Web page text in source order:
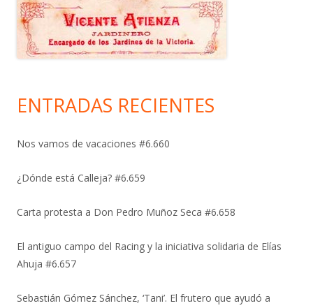
ENTRADAS RECIENTES
Nos vamos de vacaciones #6.660
¿Dónde está Calleja? #6.659
Carta protesta a Don Pedro Muñoz Seca #6.658
El antiguo campo del Racing y la iniciativa solidaria de Elías
Ahuja #6.657
Sebastián Gómez Sánchez, ‘Tani’. El frutero que ayudó a